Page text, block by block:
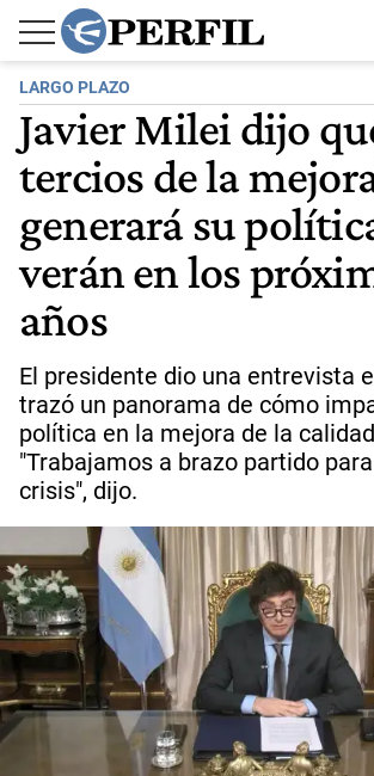
LARGO PLAZO
Javier Milei dijo
tercios de la
generará su
verán en los
años
El presidente dio una entrevista
trazó un panorama de cómo
política en la mejora de la
"Trabajamos a brazo partido
crisis", dijo.